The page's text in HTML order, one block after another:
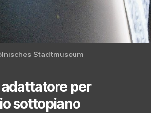
Stadtmuseum
per
sottopiano